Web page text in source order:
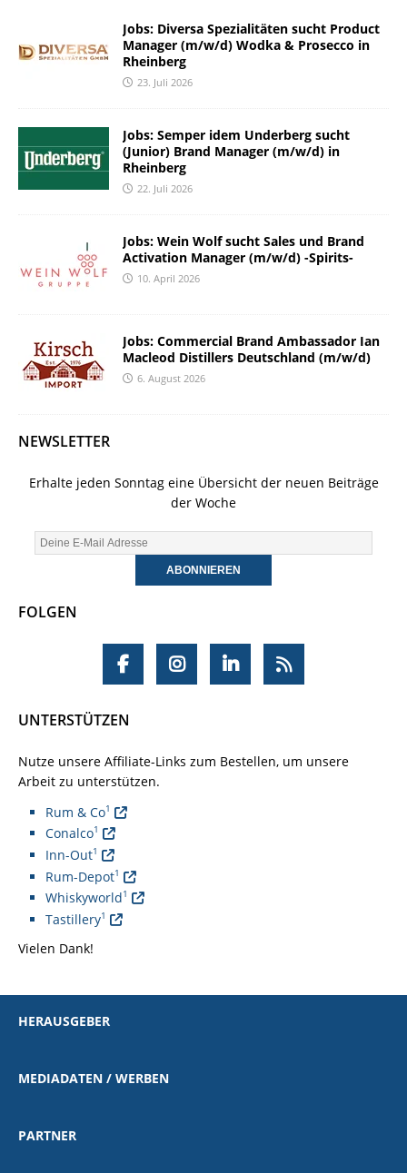
Jobs: Diversa Spezialitäten sucht Product
Manager (m/w/d) Wodka & Prosecco in
Rheinberg
23. Juli 2026
Jobs: Semper idem Underberg sucht
(Junior) Brand Manager (m/w/d) in
Rheinberg
22. Juli 2026
Jobs: Wein Wolf sucht Sales und Brand
Activation Manager (m/w/d) -Spirits-
10. April 2026
Jobs: Commercial Brand Ambassador Ian
Macleod Distillers Deutschland (m/w/d)
6. August 2026
NEWSLETTER
Erhalte jeden Sonntag eine Übersicht der neuen Beiträge
der Woche
FOLGEN
UNTERSTÜTZEN
Nutze unsere Affiliate-Links zum Bestellen, um unsere
Arbeit zu unterstützen.
Rum & Co1
Conalco1
Inn-Out1
Rum-Depot1
Whiskyworld1
Tastillery1
Vielen Dank!
HERAUSGEBER
MEDIADATEN / WERBEN
PARTNER